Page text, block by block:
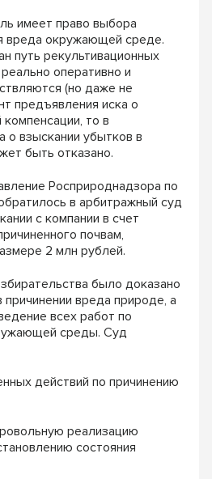
имеет право выбора
вреда окружающей среде.
путь рекультивационных
оперативно и
(но даже не
предъявления иска о
то в
о взыскании убытков в
быть отказано.
Росприроднадзора по
в арбитражный суд
с компании в счет
почвам,
2 млн рублей.
было доказано
вреда природе, а
всех работ по
среды. Суд
действий по причинению
реализацию
состояния